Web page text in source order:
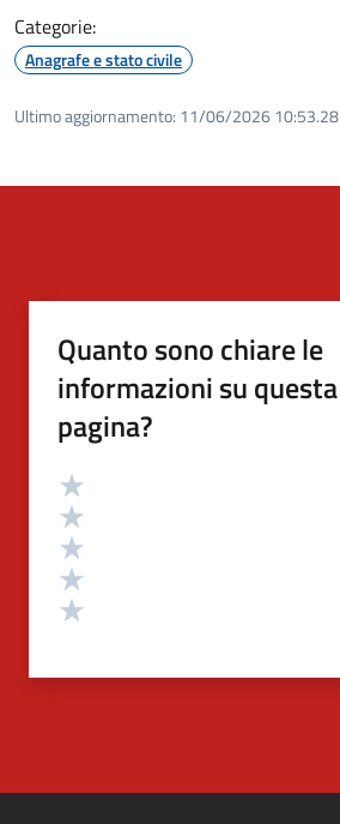
Categorie:
Anagrafe e stato civile
Ultimo aggiornamento: 11/06/2026 10:53.28
Quanto sono chiare le
informazioni su questa
pagina?
Valutazione